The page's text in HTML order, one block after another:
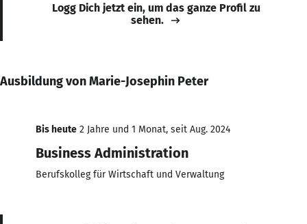
Logg Dich jetzt ein, um das ganze Profil zu
sehen.
Ausbildung von Marie-Josephin Peter
Bis heute 2 Jahre und 1 Monat, seit Aug. 2024
Business Administration
Berufskolleg für Wirtschaft und Verwaltung